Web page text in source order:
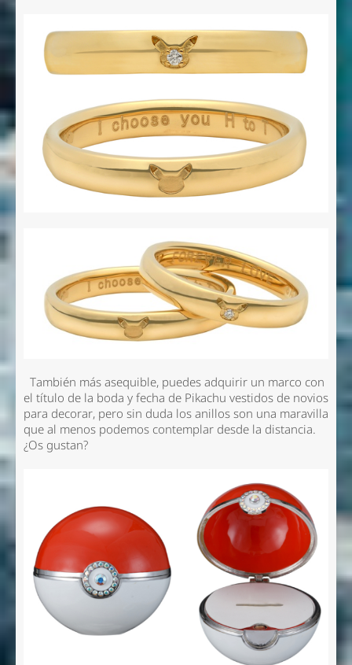
También más asequible, puedes adquirir un marco con
el título de la boda y fecha de Pikachu vestidos de novios
para decorar, pero sin duda los anillos son una maravilla
que al menos podemos contemplar desde la distancia.
¿Os gustan?